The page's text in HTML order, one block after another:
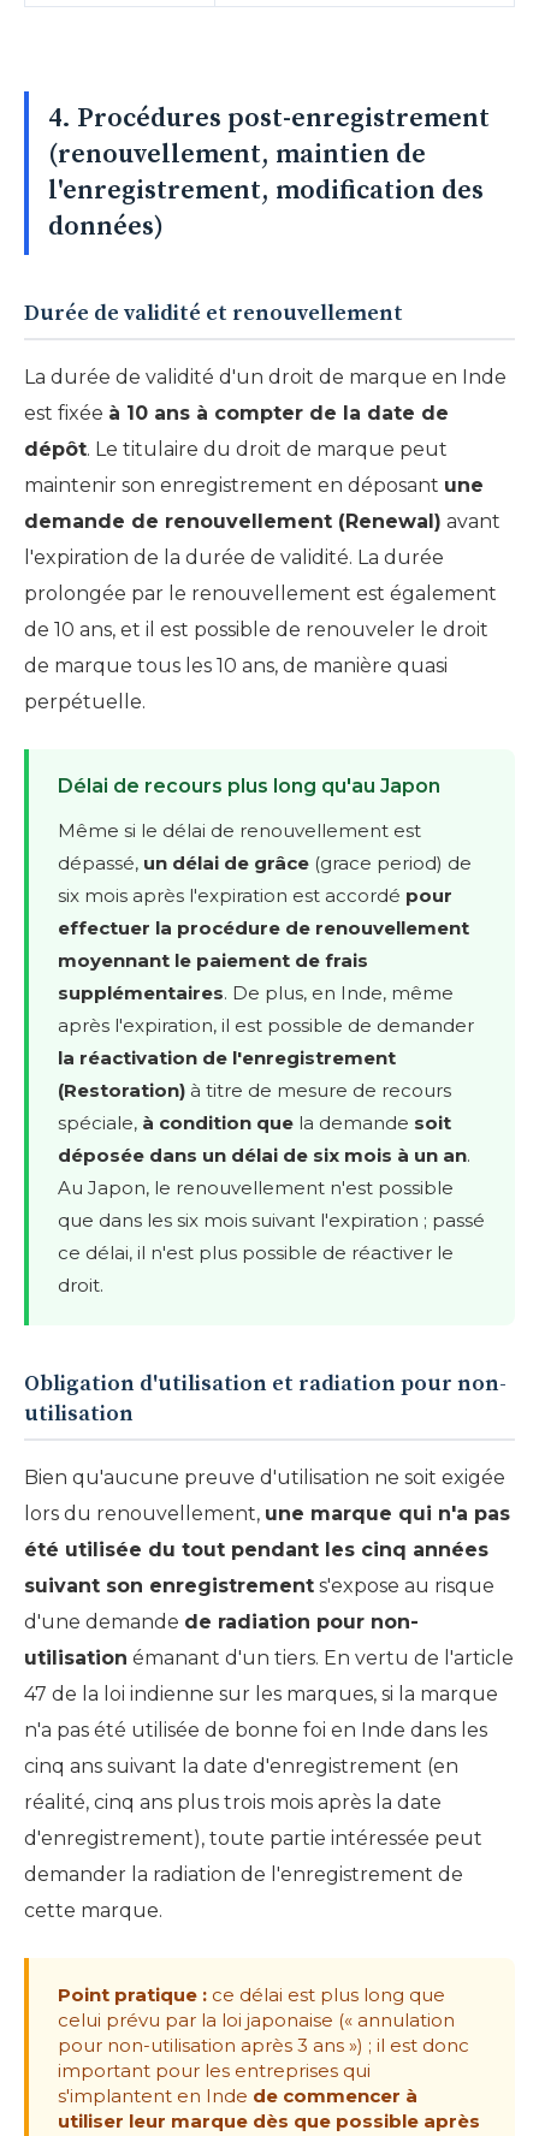
4. Procédures post-enregistrement
(renouvellement, maintien de
l'enregistrement, modification des
données)
Durée de validité et renouvellement
La durée de validité d'un droit de marque en Inde
est fixée à 10 ans à compter de la date de
dépôt. Le titulaire du droit de marque peut
maintenir son enregistrement en déposant une
demande de renouvellement (Renewal) avant
l'expiration de la durée de validité. La durée
prolongée par le renouvellement est également
de 10 ans, et il est possible de renouveler le droit
de marque tous les 10 ans, de manière quasi
perpétuelle.
Délai de recours plus long qu'au Japon
Même si le délai de renouvellement est
dépassé, un délai de grâce (grace period) de
six mois après l'expiration est accordé pour
effectuer la procédure de renouvellement
moyennant le paiement de frais
supplémentaires. De plus, en Inde, même
après l'expiration, il est possible de demander
la réactivation de l'enregistrement
(Restoration) à titre de mesure de recours
spéciale, à condition que la demande soit
déposée dans un délai de six mois à un an.
Au Japon, le renouvellement n'est possible
que dans les six mois suivant l'expiration ; passé
ce délai, il n'est plus possible de réactiver le
droit.
Obligation d'utilisation et radiation pour non-
utilisation
Bien qu'aucune preuve d'utilisation ne soit exigée
lors du renouvellement, une marque qui n'a pas
été utilisée du tout pendant les cinq années
suivant son enregistrement s'expose au risque
d'une demande de radiation pour non-
utilisation émanant d'un tiers. En vertu de l'article
47 de la loi indienne sur les marques, si la marque
n'a pas été utilisée de bonne foi en Inde dans les
cinq ans suivant la date d'enregistrement (en
réalité, cinq ans plus trois mois après la date
d'enregistrement), toute partie intéressée peut
demander la radiation de l'enregistrement de
cette marque.
Point pratique : ce délai est plus long que
celui prévu par la loi japonaise (« annulation
pour non-utilisation après 3 ans ») ; il est donc
important pour les entreprises qui
s'implantent en Inde de commencer à
utiliser leur marque dès que possible après